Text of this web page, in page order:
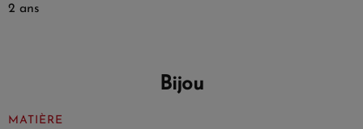
2 ans
Bijou
MATIÈRE